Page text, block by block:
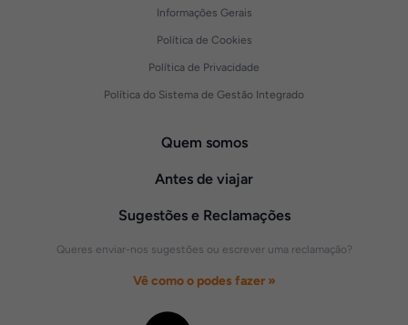
Informações Gerais
Política de Cookies
Política de Privacidade
Política do Sistema de Gestão Integrado
Quem somos
Antes de viajar
Sugestões e Reclamações
Queres enviar-nos sugestões ou escrever uma reclamação?
Vê como o podes fazer »